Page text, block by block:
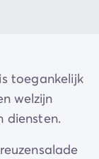
toegankelijk
welzijn
diensten.